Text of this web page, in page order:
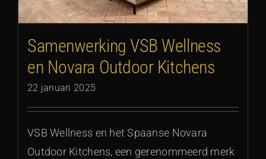
Samenwerking VSB Wellness
en Novara Outdoor Kitchens
22 januari 2025
VSB Wellness en het Spaanse Novara
Outdoor Kitchens, een gerenommeerd merk